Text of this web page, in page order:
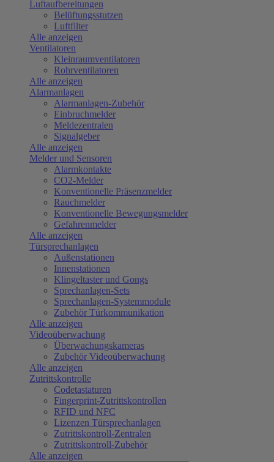
Luftaufbereitungen
Belüftungsstutzen
Luftfilter
Alle anzeigen
Ventilatoren
Kleinraumventilatoren
Rohrventilatoren
Alle anzeigen
Alarmanlagen
Alarmanlagen-Zubehör
Einbruchmelder
Meldezentralen
Signalgeber
Alle anzeigen
Melder und Sensoren
Alarmkontakte
CO2-Melder
Konventionelle Präsenzmelder
Rauchmelder
Konventionelle Bewegungsmelder
Gefahrenmelder
Alle anzeigen
Türsprechanlagen
Außenstationen
Innenstationen
Klingeltaster und Gongs
Sprechanlagen-Sets
Sprechanlagen-Systemmodule
Zubehör Türkommunikation
Alle anzeigen
Videoüberwachung
Überwachungskameras
Zubehör Videoüberwachung
Alle anzeigen
Zutrittskontrolle
Codetastaturen
Fingerprint-Zutrittskontrollen
RFID und NFC
Lizenzen Türsprechanlagen
Zutrittskontroll-Zentralen
Zutrittskontroll-Zubehör
Alle anzeigen